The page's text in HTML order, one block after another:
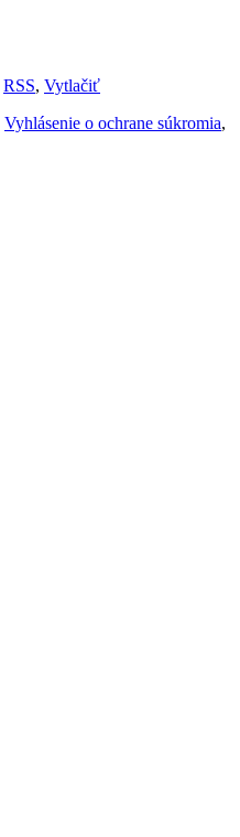
RSS, Vytlačiť
Vyhlásenie o ochrane súkromia,